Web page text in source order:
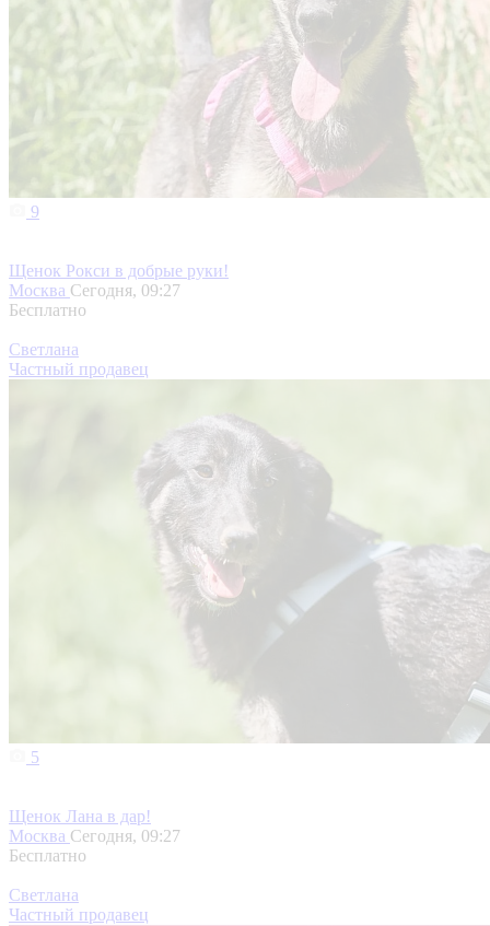
9
Щенок Рокси в добрые руки!
Москва Сегодня, 09:27
Бесплатно
Светлана
Частный продавец
5
Щенок Лана в дар!
Москва Сегодня, 09:27
Бесплатно
Светлана
Частный продавец